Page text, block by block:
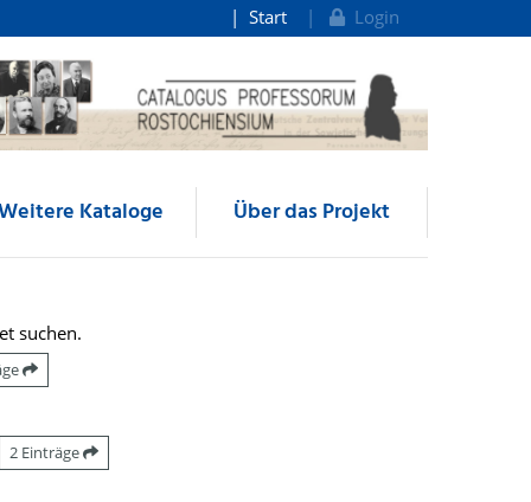
Start Login
Kataloge Über das Projekt
suchen.
2 Einträge